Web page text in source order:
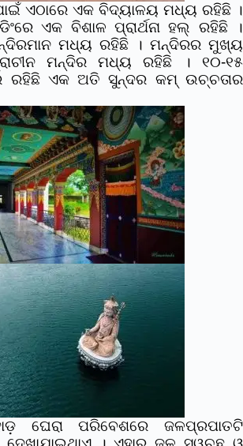
ଏଠାରେ ଏକ ବିଦ୍ୟାଳୟ ମଧ୍ୟ ରହିଛି ।
ଏକ ବିଶାଳ ପ୍ରାର୍ଥନା ହଲ୍ ରହିଛି ।
ମଧ୍ୟ ରହିଛି । ମନ୍ଦିରର ମୁଖ୍ୟ
ମନ୍ଦିର ମଧ୍ୟ ରହିଛି । ୧୦-୧୫
ରହିଛି ଏକ ଅତି ସୁନ୍ଦର କମ୍ ଉଚ୍ଚତାର
ଘେରା ପରିବେଶରେ ଜଳପ୍ରପାତଟି